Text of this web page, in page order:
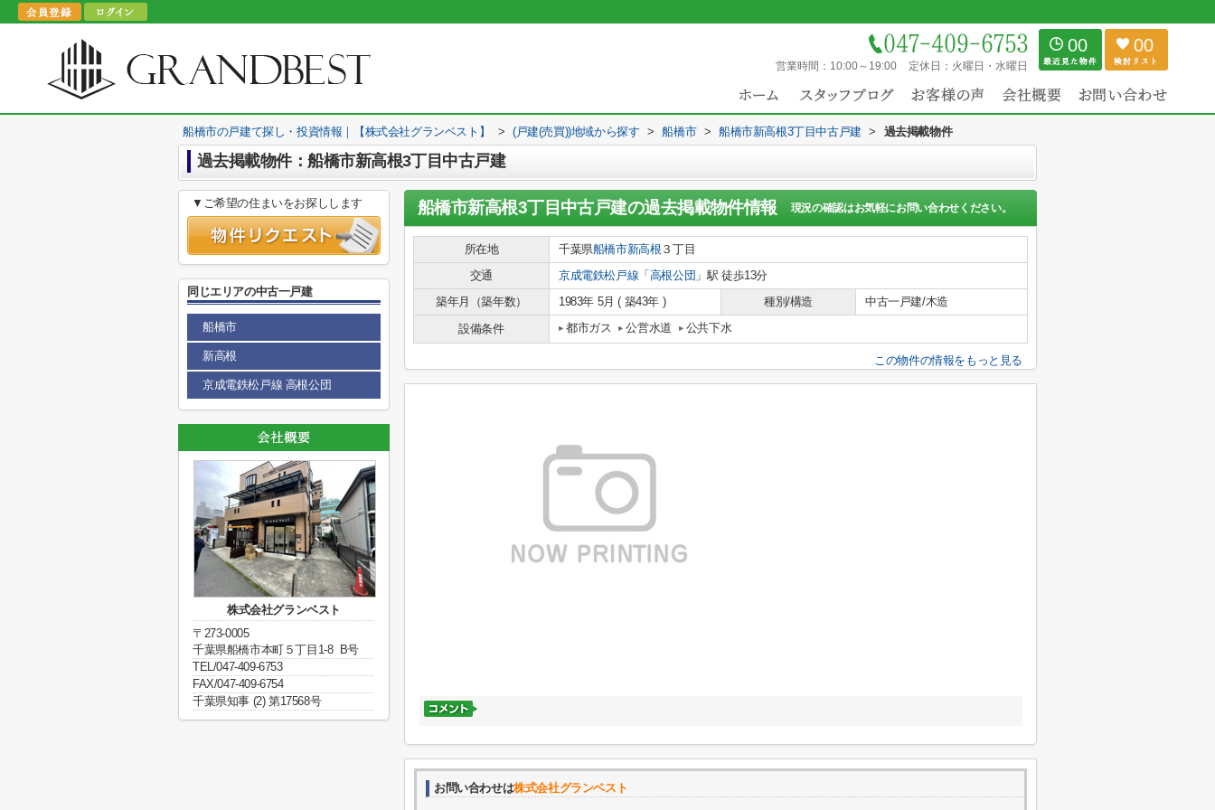
営業時間： 10:00～19:00 定休日： 火曜日・水曜日
00 00
船橋市の戸建て探し・投資情報｜【株式会社グランベスト】 > (戸建(売買))地域から探す > 船橋市 > 船橋市新高根3丁目中古戸建 > 過去掲載物件
過去掲載物件：船橋市新高根3丁目中古戸建
船橋市新高根3丁目中古戸建の過去掲載物件情報 現況の確認はお気軽にお問い合わせください。
所在地 千葉県船橋市新高根 ３丁目
交通
京成電鉄松戸線 「 高根公団 」駅 徒歩13分
築年月（築年数）
1983年 5月 ( 築43年 ) 種別/構造
中古一戸建/木造
設備条件
都市ガス 公営水道 公共下水
この物件の情報をもっと見る
お問い合わせは株式会社グランベスト
▼ご希望の住まいをお探しします
同じエリアの中古一戸建
船橋市
新高根
京成電鉄松戸線 高根公団
株式会社グランベスト
〒273-0005
千葉県船橋市本町５丁目1-8 B号
TEL/047-409-6753
FAX/047-409-6754
千葉県知事 (2) 第17568号